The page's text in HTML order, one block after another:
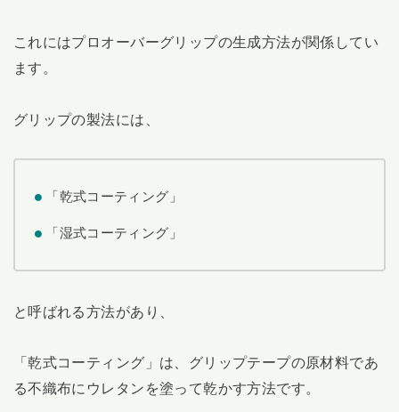
これにはプロオーバーグリップの生成方法が関係してい
ます。
グリップの製法には、
「乾式コーティング」
「湿式コーティング」
と呼ばれる方法があり、
「乾式コーティング」は、グリップテープの原材料であ
る不織布にウレタンを塗って乾かす方法です。